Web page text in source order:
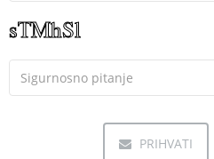
PRIHVATI